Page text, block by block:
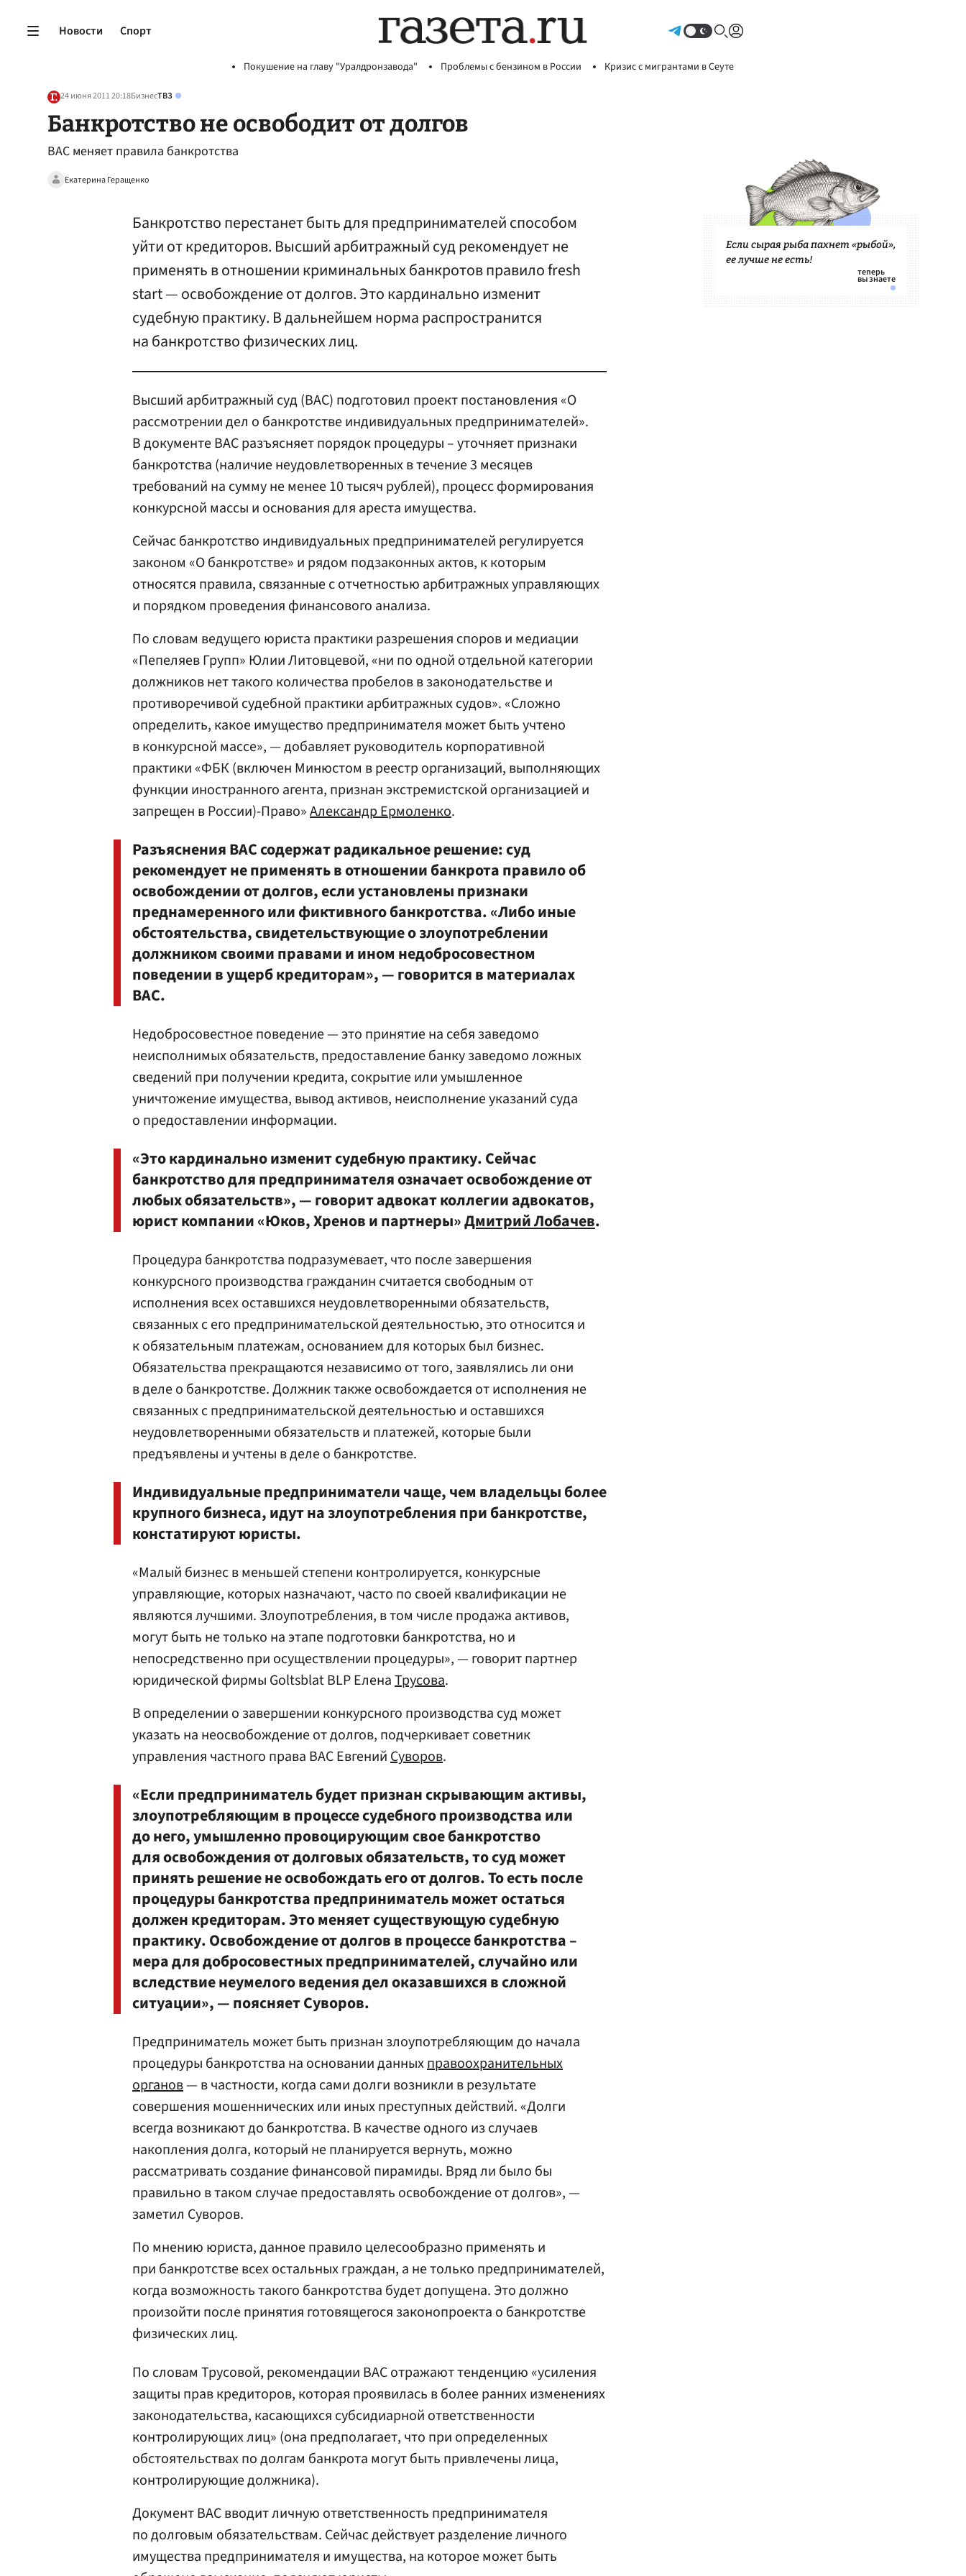
Новости Спорт
Покушение на главу "Уралдронзавода" Проблемы с бензином в России Кризис с мигрантами в Сеуте
24 июня 2011 20:18БизнесТВЗ
Банкротство не освободит от долгов
ВАС меняет правила банкротства
Екатерина Геращенко
Банкротство перестанет быть для предпринимателей способом
уйти от кредиторов. Высший арбитражный суд рекомендует не
применять в отношении криминальных банкротов правило fresh
start — освобождение от долгов. Это кардинально изменит
судебную практику. В дальнейшем норма распространится
на банкротство физических лиц.
Высший арбитражный суд (ВАС) подготовил проект постановления «О
рассмотрении дел о банкротстве индивидуальных предпринимателей».
В документе ВАС разъясняет порядок процедуры – уточняет признаки
банкротства (наличие неудовлетворенных в течение 3 месяцев
требований на сумму не менее 10 тысяч рублей), процесс формирования
конкурсной массы и основания для ареста имущества.
Сейчас банкротство индивидуальных предпринимателей регулируется
законом «О банкротстве» и рядом подзаконных актов, к которым
относятся правила, связанные с отчетностью арбитражных управляющих
и порядком проведения финансового анализа.
По словам ведущего юриста практики разрешения споров и медиации
«Пепеляев Групп» Юлии Литовцевой, «ни по одной отдельной категории
должников нет такого количества пробелов в законодательстве и
противоречивой судебной практики арбитражных судов». «Сложно
определить, какое имущество предпринимателя может быть учтено
в конкурсной массе», — добавляет руководитель корпоративной
практики «ФБК (включен Минюстом в реестр организаций, выполняющих
функции иностранного агента, признан экстремистской организацией и
запрещен в России)-Право»Александр Ермоленко.
Разъяснения ВАС содержат радикальное решение: суд
рекомендует не применять в отношении банкрота правило об
освобождении от долгов, если установлены признаки
преднамеренного или фиктивного банкротства. «Либо иные
обстоятельства, свидетельствующие о злоупотреблении
должником своими правами и ином недобросовестном
поведении в ущерб кредиторам», — говорится в материалах
ВАС.
Недобросовестное поведение — это принятие на себя заведомо
неисполнимых обязательств, предоставление банку заведомо ложных
сведений при получении кредита, сокрытие или умышленное
уничтожение имущества, вывод активов, неисполнение указаний суда
о предоставлении информации.
«Это кардинально изменит судебную практику. Сейчас
банкротство для предпринимателя означает освобождение от
любых обязательств», — говорит адвокат коллегии адвокатов,
юрист компании «Юков, Хренов и партнеры»Дмитрий Лобачев.
Процедура банкротства подразумевает, что после завершения
конкурсного производства гражданин считается свободным от
исполнения всех оставшихся неудовлетворенными обязательств,
связанных с его предпринимательской деятельностью, это относится и
к обязательным платежам, основанием для которых был бизнес.
Обязательства прекращаются независимо от того, заявлялись ли они
в деле о банкротстве. Должник также освобождается от исполнения не
связанных с предпринимательской деятельностью и оставшихся
неудовлетворенными обязательств и платежей, которые были
предъявлены и учтены в деле о банкротстве.
Индивидуальные предприниматели чаще, чем владельцы более
крупного бизнеса, идут на злоупотребления при банкротстве,
констатируют юристы.
«Малый бизнес в меньшей степени контролируется, конкурсные
управляющие, которых назначают, часто по своей квалификации не
являются лучшими. Злоупотребления, в том числе продажа активов,
могут быть не только на этапе подготовки банкротства, но и
непосредственно при осуществлении процедуры», — говорит партнер
юридической фирмы Goltsblat BLP ЕленаТрусова.
В определении о завершении конкурсного производства суд может
указать на неосвобождение от долгов, подчеркивает советник
управления частного права ВАС ЕвгенийСуворов.
«Если предприниматель будет признан скрывающим активы,
злоупотребляющим в процессе судебного производства или
до него, умышленно провоцирующим свое банкротство
для освобождения от долговых обязательств, то суд может
принять решение не освобождать его от долгов. То есть после
процедуры банкротства предприниматель может остаться
должен кредиторам. Это меняет существующую судебную
практику. Освобождение от долгов в процессе банкротства –
мера для добросовестных предпринимателей, случайно или
вследствие неумелого ведения дел оказавшихся в сложной
ситуации», — поясняет Суворов.
Предприниматель может быть признан злоупотребляющим до начала
процедуры банкротства на основании данныхправоохранительных
органов— в частности, когда сами долги возникли в результате
совершения мошеннических или иных преступных действий. «Долги
всегда возникают до банкротства. В качестве одного из случаев
накопления долга, который не планируется вернуть, можно
рассматривать создание финансовой пирамиды. Вряд ли было бы
правильно в таком случае предоставлять освобождение от долгов», —
заметил Суворов.
По мнению юриста, данное правило целесообразно применять и
при банкротстве всех остальных граждан, а не только предпринимателей,
когда возможность такого банкротства будет допущена. Это должно
произойти после принятия готовящегося законопроекта о банкротстве
физических лиц.
По словам Трусовой, рекомендации ВАС отражают тенденцию «усиления
защиты прав кредиторов, которая проявилась в более ранних изменениях
законодательства, касающихся субсидиарной ответственности
контролирующих лиц» (она предполагает, что при определенных
обстоятельствах по долгам банкрота могут быть привлечены лица,
контролирующие должника).
Документ ВАС вводит личную ответственность предпринимателя
по долговым обязательствам. Сейчас действует разделение личного
имущества предпринимателя и имущества, на которое может быть
Если сырая рыба пахнет «рыбой»,
ее лучше не есть!